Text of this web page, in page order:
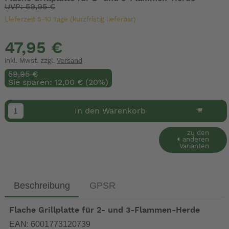
UVP: 59,95 €
Lieferzeit 5-10 Tage (kurzfristig lieferbar)
47,95 €
inkl. Mwst. zzgl. Versand
59,95 €
Sie sparen: 12,00 € (20%)
In den Warenkorb
zu den
anderen
Varianten
Beschreibung GPSR
Flache Grillplatte für 2- und 3-Flammen-Herde
EAN: 6001773120739